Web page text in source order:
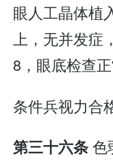
眼人工晶体植
上，无并发症
8，眼底检查
条件兵视力合
第三十六条色